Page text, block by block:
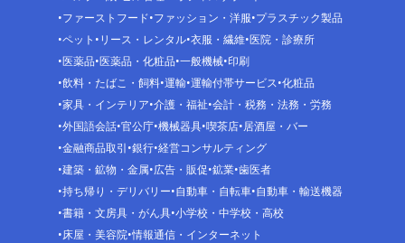
ファーストフード ファッション・洋服 プラスチック製品
ペット リース・レンタル 衣服・繊維 医院・診療所
医薬品 医薬品・化粧品 一般機械 印刷
飲料・たばこ・飼料 運輸 運輸付帯サービス 化粧品
家具・インテリア 介護・福祉 会計・税務・法務・労務
外国語会話 官公庁 機械器具 喫茶店 居酒屋・バー
金融商品取引 銀行 経営コンサルティング
建築・鉱物・金属 広告・販促 鉱業 歯医者
持ち帰り・デリバリー 自動車・自転車 自動車・輸送機器
書籍・文房具・がん具 小学校・中学校・高校
床屋・美容院 情報通信・インターネット